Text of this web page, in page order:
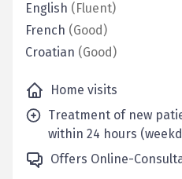
English (Fluent)
French (Good)
Croatian (Good)
Home visits
Treatment of new
within 24 hours
Offers Online-